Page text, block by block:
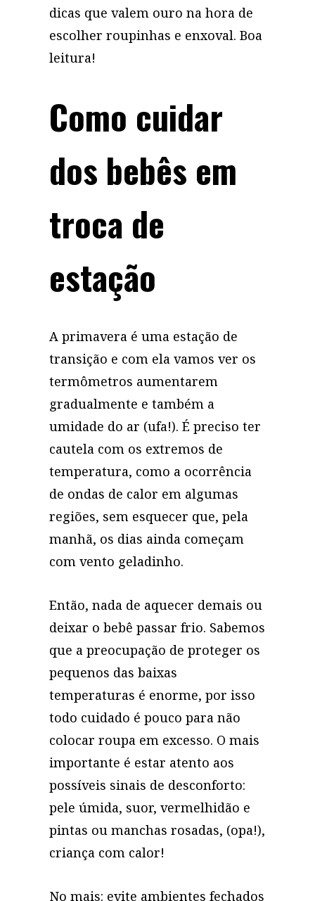
dicas que valem ouro na hora de
escolher roupinhas e enxoval. Boa
leitura!
Como cuidar
dos bebês em
troca de
estação
A primavera é uma estação de
transição e com ela vamos ver os
termômetros aumentarem
gradualmente e também a
umidade do ar (ufa!). É preciso ter
cautela com os extremos de
temperatura, como a ocorrência
de ondas de calor em algumas
regiões, sem esquecer que, pela
manhã, os dias ainda começam
com vento geladinho.
Então, nada de aquecer demais ou
deixar o bebê passar frio. Sabemos
que a preocupação de proteger os
pequenos das baixas
temperaturas é enorme, por isso
todo cuidado é pouco para não
colocar roupa em excesso. O mais
importante é estar atento aos
possíveis sinais de desconforto:
pele úmida, suor, vermelhidão e
pintas ou manchas rosadas, (opa!),
criança com calor!
No mais: evite ambientes fechados